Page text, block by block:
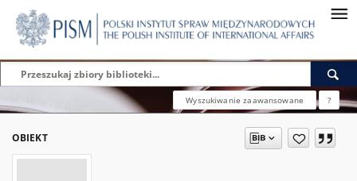
Wyszukiwanie zaawansowane ?
OBIEKT